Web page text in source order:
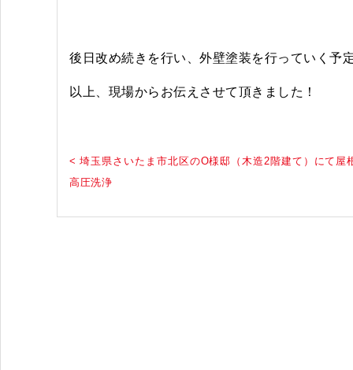
後日改め続きを行い、外壁塗装を行っていく予
以上、現場からお伝えさせて頂きました！
< 埼玉県さいたま市北区のO様邸（木造2階建て）にて屋
高圧洗浄